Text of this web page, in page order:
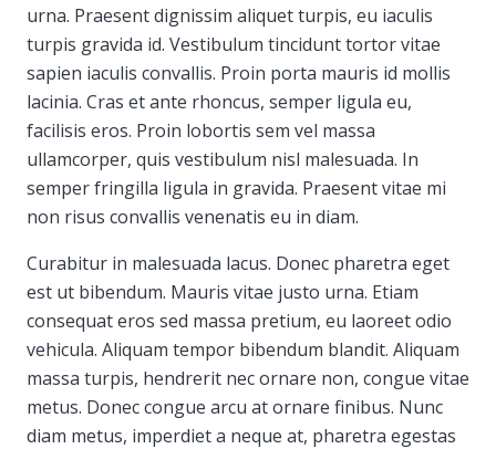
urna. Praesent dignissim aliquet turpis, eu iaculis
turpis gravida id. Vestibulum tincidunt tortor vitae
sapien iaculis convallis. Proin porta mauris id mollis
lacinia. Cras et ante rhoncus, semper ligula eu,
facilisis eros. Proin lobortis sem vel massa
ullamcorper, quis vestibulum nisl malesuada. In
semper fringilla ligula in gravida. Praesent vitae mi
non risus convallis venenatis eu in diam.
Curabitur in malesuada lacus. Donec pharetra eget
est ut bibendum. Mauris vitae justo urna. Etiam
consequat eros sed massa pretium, eu laoreet odio
vehicula. Aliquam tempor bibendum blandit. Aliquam
massa turpis, hendrerit nec ornare non, congue vitae
metus. Donec congue arcu at ornare finibus. Nunc
diam metus, imperdiet a neque at, pharetra egestas